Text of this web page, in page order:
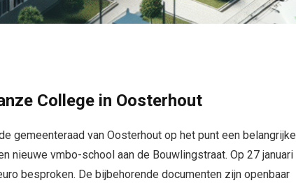
College in Oosterhout
gemeenteraad van Oosterhout op het punt een belangrijke
nieuwe vmbo-school aan de Bouwlingstraat. Op 27 januari
besproken. De bijbehorende documenten zijn openbaar